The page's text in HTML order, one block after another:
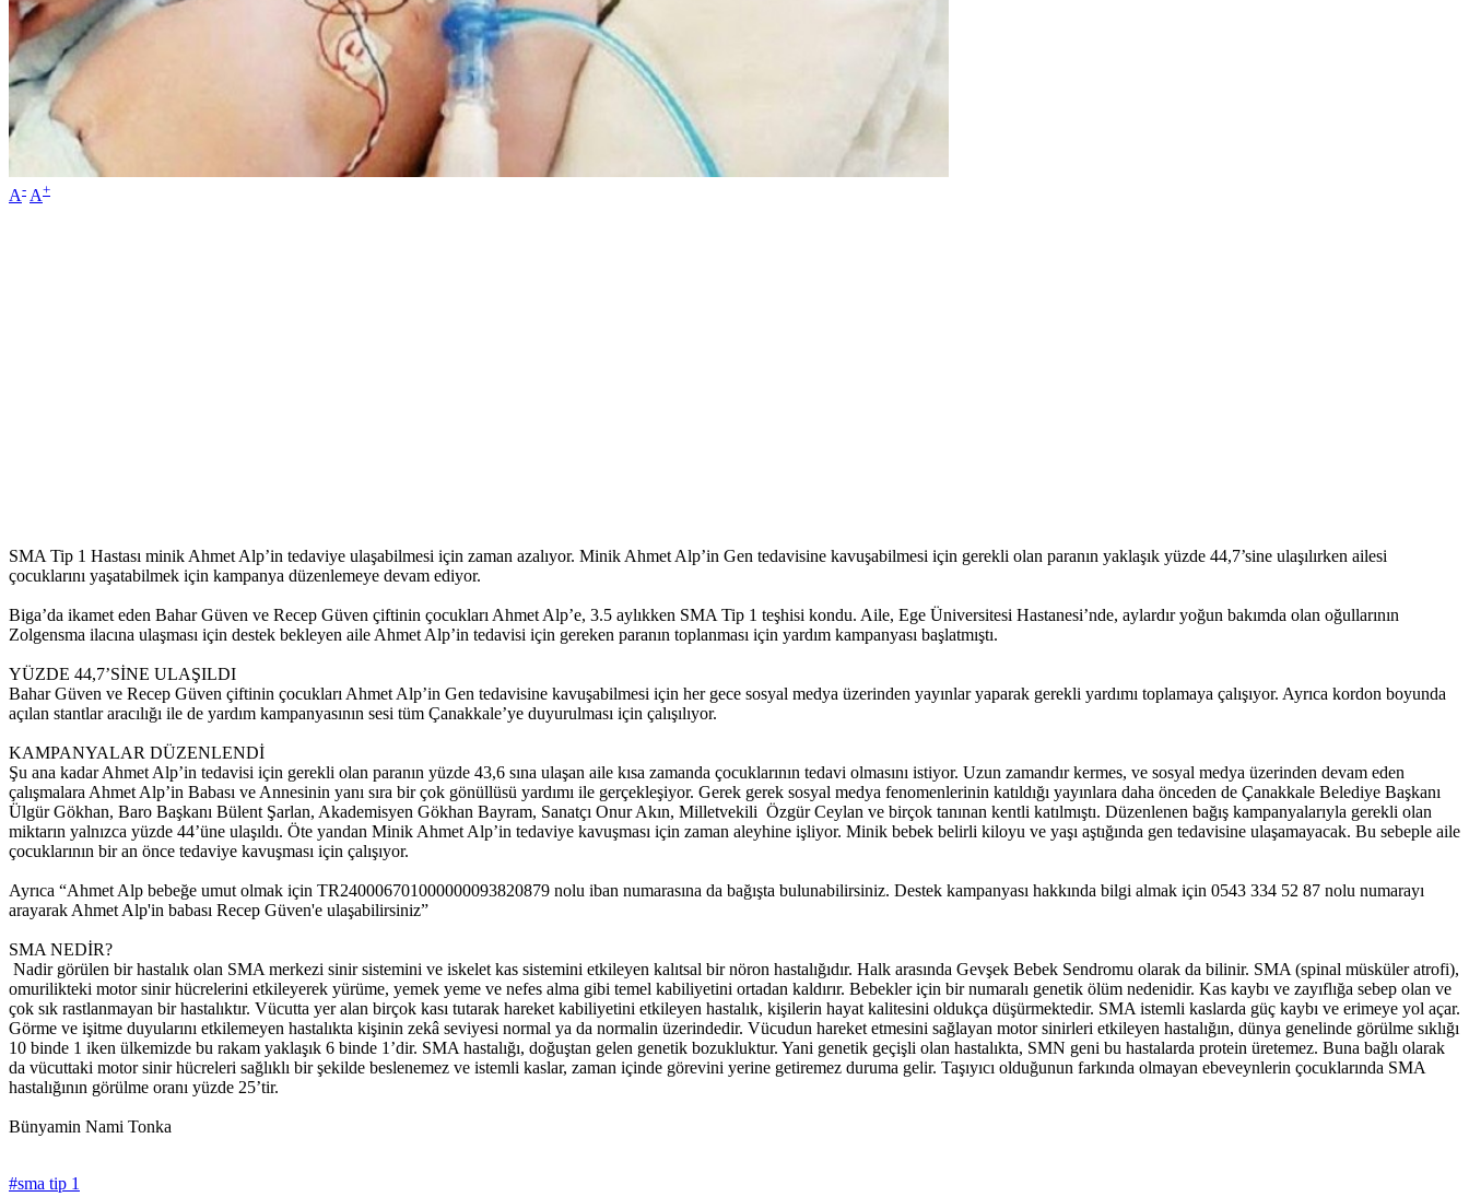
A- A+
SMA Tip 1 Hastası minik Ahmet Alp’in tedaviye ulaşabilmesi için zaman azalıyor. Minik Ahmet Alp’in Gen tedavisine kavuşabilmesi için gerekli olan paranın yaklaşık yüzde 44,7’sine ulaşılırken ailesi
çocuklarını yaşatabilmek için kampanya düzenlemeye devam ediyor.
Biga’da ikamet eden Bahar Güven ve Recep Güven çiftinin çocukları Ahmet Alp’e, 3.5 aylıkken SMA Tip 1 teşhisi kondu. Aile, Ege Üniversitesi Hastanesi’nde, aylardır yoğun bakımda olan oğullarının
Zolgensma ilacına ulaşması için destek bekleyen aile Ahmet Alp’in tedavisi için gereken paranın toplanması için yardım kampanyası başlatmıştı.
YÜZDE 44,7’SİNE ULAŞILDI
Bahar Güven ve Recep Güven çiftinin çocukları Ahmet Alp’in Gen tedavisine kavuşabilmesi için her gece sosyal medya üzerinden yayınlar yaparak gerekli yardımı toplamaya çalışıyor. Ayrıca kordon boyunda
açılan stantlar aracılığı ile de yardım kampanyasının sesi tüm Çanakkale’ye duyurulması için çalışılıyor.
KAMPANYALAR DÜZENLENDİ
Şu ana kadar Ahmet Alp’in tedavisi için gerekli olan paranın yüzde 43,6 sına ulaşan aile kısa zamanda çocuklarının tedavi olmasını istiyor. Uzun zamandır kermes, ve sosyal medya üzerinden devam eden
çalışmalara Ahmet Alp’in Babası ve Annesinin yanı sıra bir çok gönüllüsü yardımı ile gerçekleşiyor. Gerek gerek sosyal medya fenomenlerinin katıldığı yayınlara daha önceden de Çanakkale Belediye Başkanı
Ülgür Gökhan, Baro Başkanı Bülent Şarlan, Akademisyen Gökhan Bayram, Sanatçı Onur Akın, Milletvekili Özgür Ceylan ve birçok tanınan kentli katılmıştı. Düzenlenen bağış kampanyalarıyla gerekli olan
miktarın yalnızca yüzde 44’üne ulaşıldı. Öte yandan Minik Ahmet Alp’in tedaviye kavuşması için zaman aleyhine işliyor. Minik bebek belirli kiloyu ve yaşı aştığında gen tedavisine ulaşamayacak. Bu sebeple aile
çocuklarının bir an önce tedaviye kavuşması için çalışıyor.
Ayrıca “Ahmet Alp bebeğe umut olmak için TR240006701000000093820879 nolu iban numarasına da bağışta bulunabilirsiniz. Destek kampanyası hakkında bilgi almak için 0543 334 52 87 nolu numarayı
arayarak Ahmet Alp'in babası Recep Güven'e ulaşabilirsiniz”
SMA NEDİR?
Nadir görülen bir hastalık olan SMA merkezi sinir sistemini ve iskelet kas sistemini etkileyen kalıtsal bir nöron hastalığıdır. Halk arasında Gevşek Bebek Sendromu olarak da bilinir. SMA (spinal müsküler atrofi),
omurilikteki motor sinir hücrelerini etkileyerek yürüme, yemek yeme ve nefes alma gibi temel kabiliyetini ortadan kaldırır. Bebekler için bir numaralı genetik ölüm nedenidir. Kas kaybı ve zayıflığa sebep olan ve
çok sık rastlanmayan bir hastalıktır. Vücutta yer alan birçok kası tutarak hareket kabiliyetini etkileyen hastalık, kişilerin hayat kalitesini oldukça düşürmektedir. SMA istemli kaslarda güç kaybı ve erimeye yol açar.
Görme ve işitme duyularını etkilemeyen hastalıkta kişinin zekâ seviyesi normal ya da normalin üzerindedir. Vücudun hareket etmesini sağlayan motor sinirleri etkileyen hastalığın, dünya genelinde görülme sıklığı
10 binde 1 iken ülkemizde bu rakam yaklaşık 6 binde 1’dir. SMA hastalığı, doğuştan gelen genetik bozukluktur. Yani genetik geçişli olan hastalıkta, SMN geni bu hastalarda protein üretemez. Buna bağlı olarak
da vücuttaki motor sinir hücreleri sağlıklı bir şekilde beslenemez ve istemli kaslar, zaman içinde görevini yerine getiremez duruma gelir. Taşıyıcı olduğunun farkında olmayan ebeveynlerin çocuklarında SMA
hastalığının görülme oranı yüzde 25’tir.
Bünyamin Nami Tonka
#sma tip 1